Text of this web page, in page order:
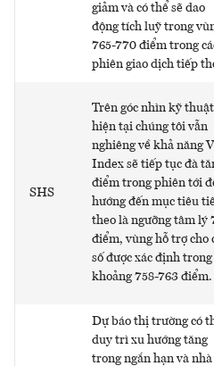
giảm và có thể sẽ dao
động tích luỹ trong
765-770 điểm trong
phiên giao dịch tiếp
SHS
Trên góc nhìn kỹ
hiện tại chúng tôi vẫn
nghiêng về khả năng
Index sẽ tiếp tục đà
điểm trong phiên tới
hướng đến mục tiêu
theo là ngưỡng tâm lý
điểm, vùng hỗ trợ cho
số được xác định trong
khoảng 758-763 điểm.
Dự báo thị trường có
duy trì xu hướng tăng
trong ngắn hạn và nhà